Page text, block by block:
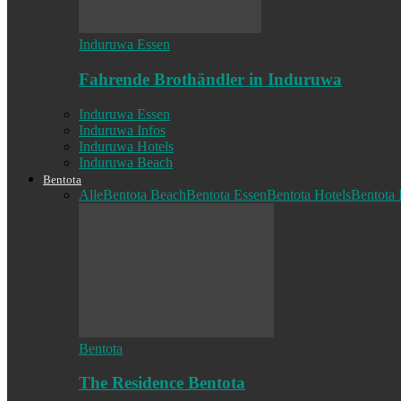
Induruwa Essen
Fahrende Brothändler in Induruwa
Induruwa Essen
Induruwa Infos
Induruwa Hotels
Induruwa Beach
Bentota
AlleBentota BeachBentota EssenBentota HotelsBentota
Bentota
The Residence Bentota